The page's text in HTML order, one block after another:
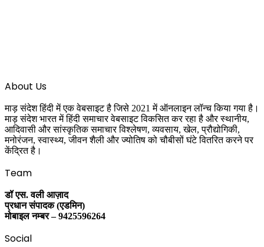
About Us
माड़ संदेश हिंदी में एक वेबसाइट है जिसे 2021 में ऑनलाइन लॉन्च किया गया है।
माड़ संदेश भारत में हिंदी समाचार वेबसाइट विकसित कर रहा है और स्थानीय,
आदिवासी और सांस्कृतिक समाचार विश्लेषण, व्यवसाय, खेल, प्रौद्योगिकी,
मनोरंजन, स्वास्थ्य, जीवन शैली और ज्योतिष को चौबीसों घंटे वितरित करने पर
केंद्रित है।
Team
डॉ एस. वली आज़ाद
प्रधान संपादक (एडमिन)
मोबाइल नम्बर – 9425596264
Social